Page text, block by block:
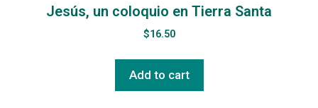
Jesús, un coloquio en Tierra Santa
$16.50
Add to cart